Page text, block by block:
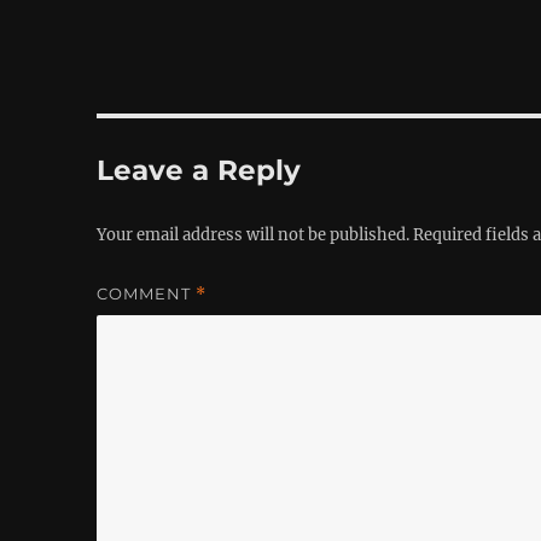
Leave a Reply
Your email address will not be published.Required fields
COMMENT *